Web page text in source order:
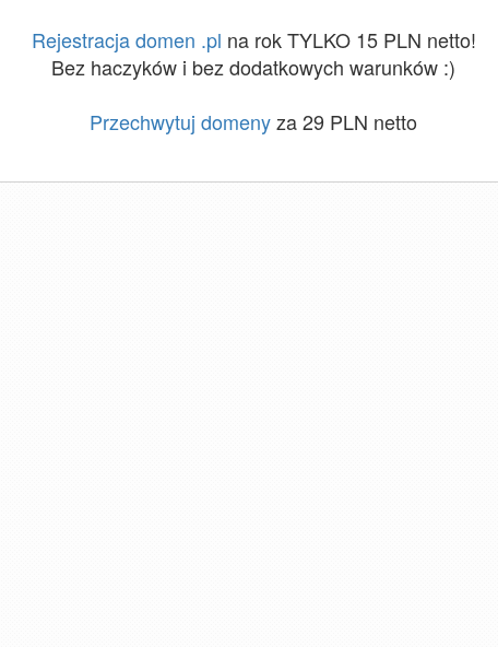
Rejestracja domen .pl na rok TYLKO 15 PLN netto!
Bez haczyków i bez dodatkowych warunków :)
Przechwytuj domenyza 29 PLN netto